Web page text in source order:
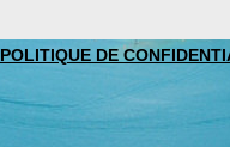
POLITIQUE DE